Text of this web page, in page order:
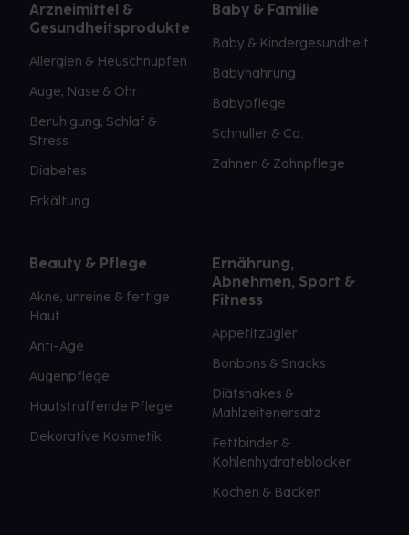
Arzneimittel &
Gesundheitsprodukte
Allergien & Heuschnupfen
Auge, Nase & Ohr
Beruhigung, Schlaf &
Stress
Diabetes
Erkältung
Baby & Familie
Baby & Kindergesundheit
Babynahrung
Babypflege
Schnuller & Co.
Zahnen & Zahnpflege
Beauty & Pflege
Akne, unreine & fettige
Haut
Anti-Age
Augenpflege
Hautstraffende Pflege
Dekorative Kosmetik
Ernährung,
Abnehmen, Sport &
Fitness
Appetitzügler
Bonbons & Snacks
Diätshakes &
Mahlzeitenersatz
Fettbinder &
Kohlenhydrateblocker
Kochen & Backen